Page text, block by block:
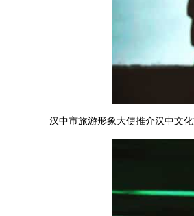
汉中市旅游形象大使推介汉中文